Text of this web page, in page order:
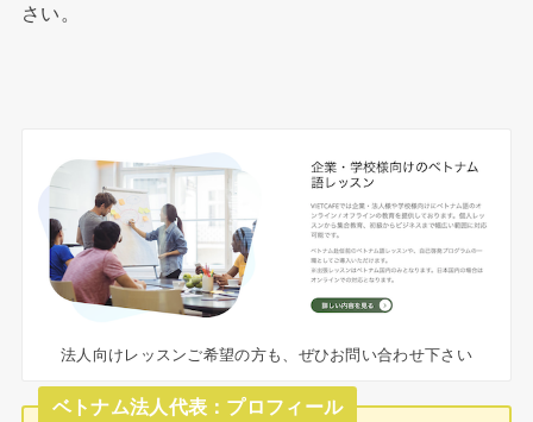
さい。
法人向けレッスンご希望の方も、ぜひお問い合わせ下さい
ベトナム法人代表：プロフィール